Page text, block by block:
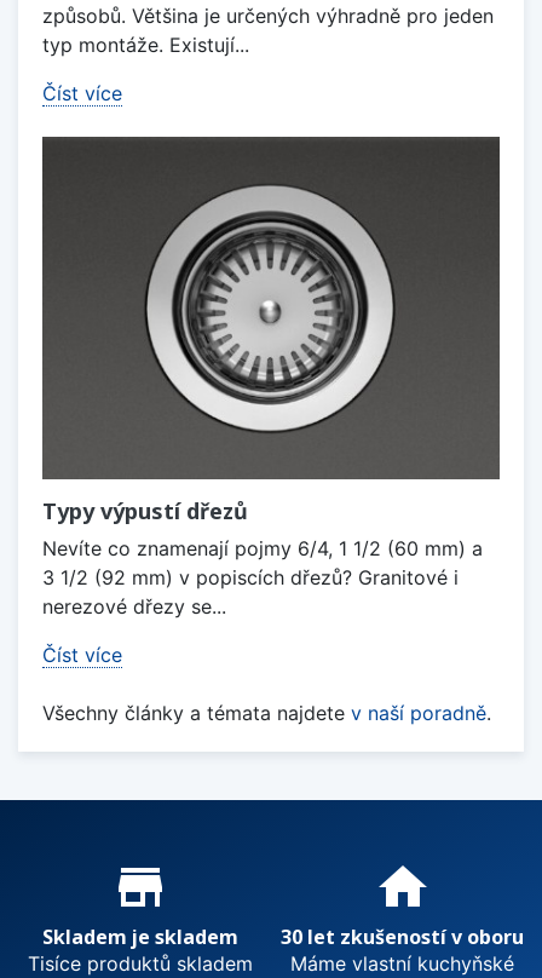
způsobů. Většina je určených výhradně pro jeden
typ montáže. Existují...
Číst více
Typy výpustí dřezů
Nevíte co znamenají pojmy 6/4, 1 1/2 (60 mm) a
3 1/2 (92 mm) v popiscích dřezů? Granitové i
nerezové dřezy se...
Číst více
Všechny články a témata najdete v naší poradně.
Proč nakupovat u nás?
store_mall_directory
Skladem je skladem
Tisíce produktů skladem
home
30 let zkušeností v oboru
Máme vlastní kuchyňské